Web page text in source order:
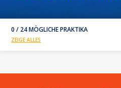
0 / 24 MÖGLICHE PRAKTIKA
ZEIGE ALLES